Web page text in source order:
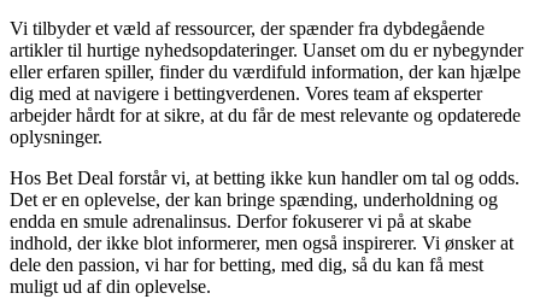
Vi tilbyder et væld af ressourcer, der spænder fra dybdegående
artikler til hurtige nyhedsopdateringer. Uanset om du er nybegynder
eller erfaren spiller, finder du værdifuld information, der kan hjælpe
dig med at navigere i bettingverdenen. Vores team af eksperter
arbejder hårdt for at sikre, at du får de mest relevante og opdaterede
oplysninger.
Hos Bet Deal forstår vi, at betting ikke kun handler om tal og odds.
Det er en oplevelse, der kan bringe spænding, underholdning og
endda en smule adrenalinsus. Derfor fokuserer vi på at skabe
indhold, der ikke blot informerer, men også inspirerer. Vi ønsker at
dele den passion, vi har for betting, med dig, så du kan få mest
muligt ud af din oplevelse.